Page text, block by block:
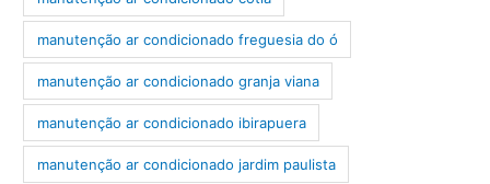
manutenção ar condicionado freguesia do ó
manutenção ar condicionado granja viana
manutenção ar condicionado ibirapuera
manutenção ar condicionado jardim paulista